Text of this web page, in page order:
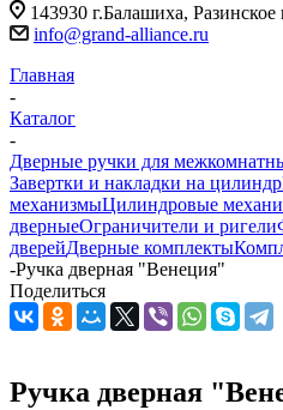
143930 г.Балашиха, Разинское
info@grand-alliance.ru
Главная
-
Каталог
-
Дверные ручки для
Завертки и накладки на цилиндр
механизмыЦилиндровые
дверныеОграничители и ригели
дверейДверные комплекты
-Ручка дверная "Венеция"
Поделиться
Ручка дверная